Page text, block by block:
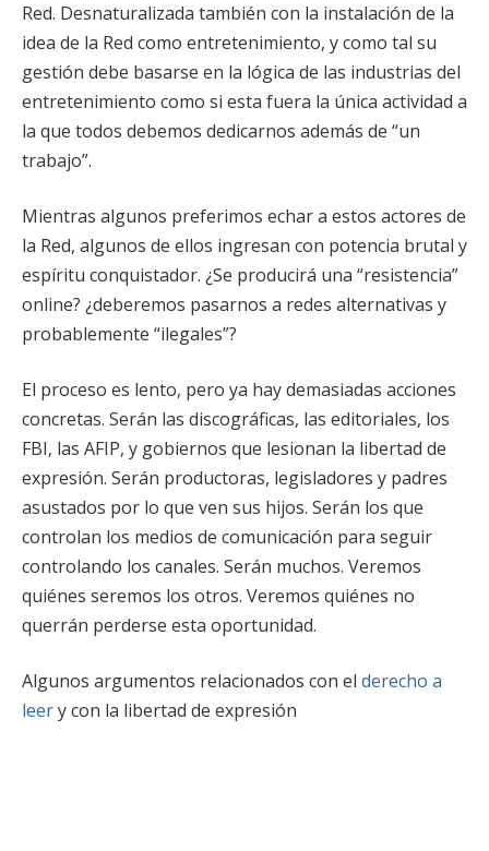
Red. Desnaturalizada también con la instalación de la
idea de la Red como entretenimiento, y como tal su
gestión debe basarse en la lógica de las industrias del
entretenimiento como si esta fuera la única actividad a
la que todos debemos dedicarnos además de “un
trabajo”.
Mientras algunos preferimos echar a estos actores de
la Red, algunos de ellos ingresan con potencia brutal y
espíritu conquistador. ¿Se producirá una “resistencia”
online? ¿deberemos pasarnos a redes alternativas y
probablemente “ilegales”?
El proceso es lento, pero ya hay demasiadas acciones
concretas. Serán las discográficas, las editoriales, los
FBI, las AFIP, y gobiernos que lesionan la libertad de
expresión. Serán productoras, legisladores y padres
asustados por lo que ven sus hijos. Serán los que
controlan los medios de comunicación para seguir
controlando los canales. Serán muchos. Veremos
quiénes seremos los otros. Veremos quiénes no
querrán perderse esta oportunidad.
Algunos argumentos relacionados con el derecho a
leery con la libertad de expresión